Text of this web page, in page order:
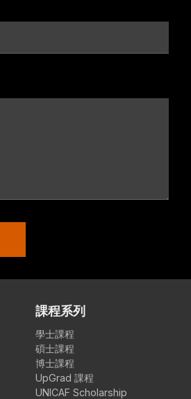
課程系列
學士課程
碩士課程
博士課程
UpGrad 課程
UNICAF Scholarship